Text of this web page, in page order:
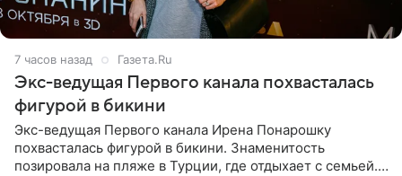
7 часов назад Газета.Ru
Экс-ведущая Первого канала похвасталась
фигурой в бикини
Экс-ведущая Первого канала Ирена Понарошку
похвасталась фигурой в бикини. Знаменитость
позировала на пляже в Турции, где отдыхает с семьей.